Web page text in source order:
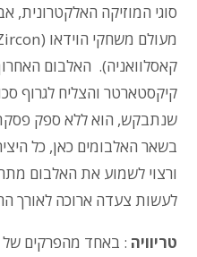
סוגי המוזיקה
קאסלוואניה). האלבום
קיקסטארטר והצליח לגרוף
שנתבקש, הוא ללא ספק
בשאר האלבומים כאן, כל
ורצוי לשמוע את האלבום
לעשות צעדה ארוכה לאורך
טריוויה : באחד מהפרקים של